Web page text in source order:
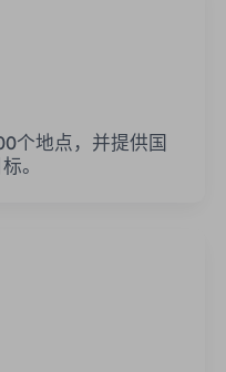
个地点，并提供国
。